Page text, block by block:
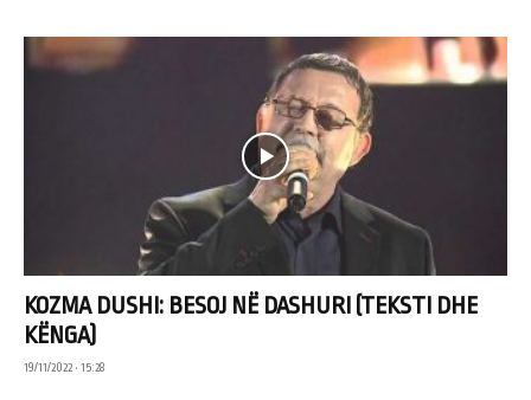
KOZMA DUSHI: BESOJ NË DASHURI (TEKSTI DHE
KËNGA)
19/11/2022 • 15:28